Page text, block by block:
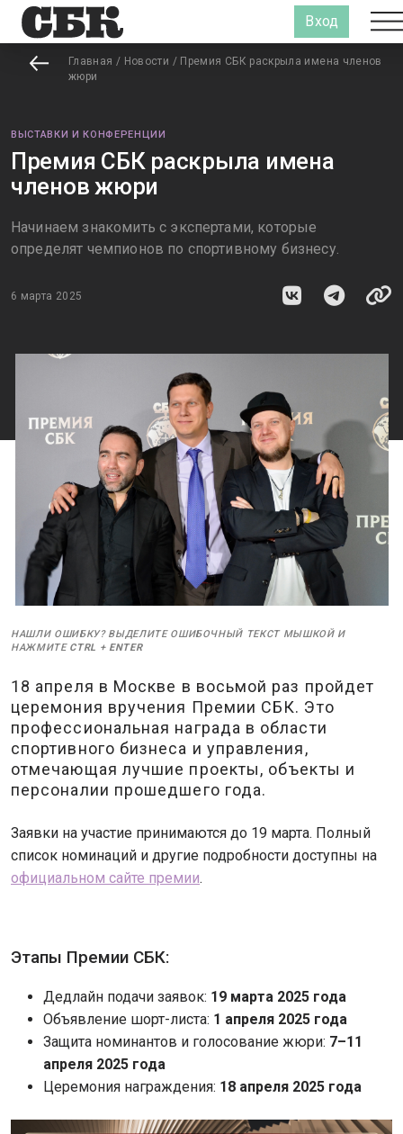
Вход
Главная / Новости / Премия СБК раскрыла имена членов
жюри
ВЫСТАВКИ И КОНФЕРЕНЦИИ
Премия СБК раскрыла имена
членов жюри
Начинаем знакомить с экспертами, которые
определят чемпионов по спортивному бизнесу.
6 марта 2025
НАШЛИ ОШИБКУ? ВЫДЕЛИТЕ ОШИБОЧНЫЙ ТЕКСТ МЫШКОЙ И
НАЖМИТЕ CTRL + ENTER
18 апреля в Москве в восьмой раз пройдет
церемония вручения Премии СБК. Это
профессиональная награда в области
спортивного бизнеса и управления,
отмечающая лучшие проекты, объекты и
персоналии прошедшего года.
Заявки на участие принимаются до 19 марта. Полный
список номинаций и другие подробности доступны на
официальном сайте премии.
Этапы Премии СБК:
Дедлайн подачи заявок: 19 марта 2025 года
Объявление шорт-листа: 1 апреля 2025 года
Защита номинантов и голосование жюри: 7–11
апреля 2025 года
Церемония награждения: 18 апреля 2025 года